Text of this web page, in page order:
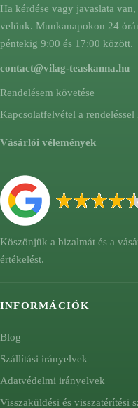
Ha kérdése vagy javaslata
velünk. Munkanapokon 24
péntekig 9:00 és 17:00 között.
contact@vilag-teaskanna.hu
Rendelésem követése
Kapcsolatfelvétel a rendeléssel
Vásárlói vélemények
Köszönjük a bizalmát és a
értékelést.
INFORMÁCIÓK
Blog
Szállítási irányelvek
Adatvédelmi irányelvek
Visszaküldési és visszatérítési